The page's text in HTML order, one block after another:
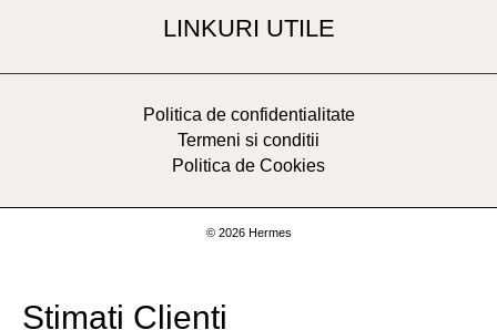
LINKURI UTILE
Politica de confidentialitate
Termeni si conditii
Politica de Cookies
© 2026 Hermes
Stimați Clienți